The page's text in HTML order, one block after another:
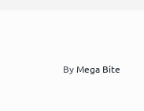
ByMega Bite